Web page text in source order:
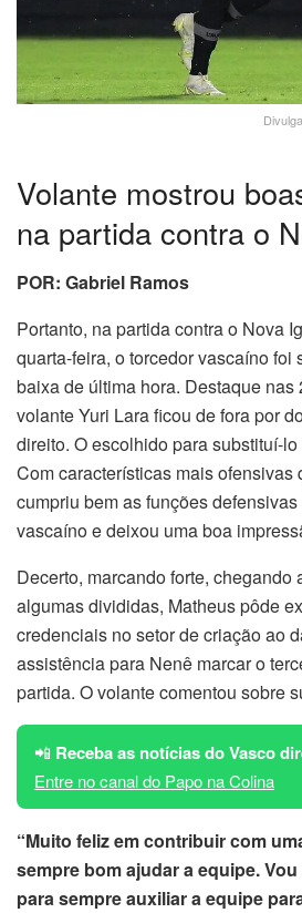
Volante mostrou
na partida contra o
POR: Gabriel Ramos
Portanto, na partida contra o Nova
quarta-feira, o torcedor vascaíno foi
baixa de última hora. Destaque nas
volante Yuri Lara ficou de fora por
direito. O escolhido para substituí-
Com características mais ofensivas
cumpriu bem as funções
vascaíno e deixou uma boa
Decerto, marcando forte, chegando
algumas divididas, Matheus pôde
credenciais no setor de criação ao
assistência para Nenê marcar o
partida. O volante comentou sobre
📲 Receba as notícias do Vasco
Entre no canal do Papo na Colina
“Muito feliz em contribuir com
sempre bom ajudar a equipe.
para sempre auxiliar a equipe